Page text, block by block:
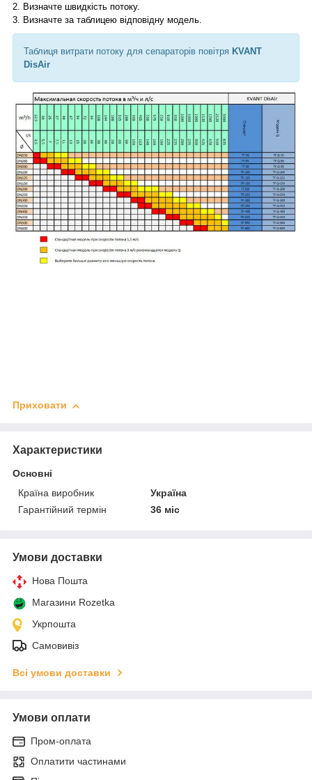
2. Визначте швидкість потоку.
3. Визначте за таблицею відповідну модель.
Таблиця витрати потоку для сепараторів повітря KVANT
DisAir
Приховати
Характеристики
Основні
Країна виробник
Україна
Гарантійний термін
36 міс
Умови доставки
Нова Пошта
Магазини Rozetka
Укрпошта
Самовивіз
Всі умови доставки
Умови оплати
Пром-оплата
Оплатити частинами